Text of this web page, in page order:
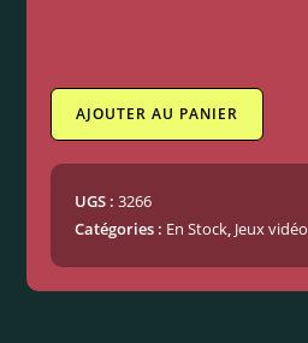
AJOUTER AU PANIER
UGS :3266
Catégories : En Stock Jeux vidéo